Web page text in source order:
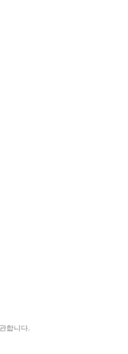
합니다.